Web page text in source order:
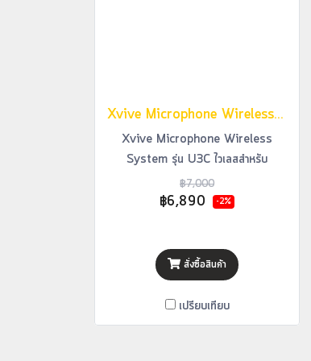
Xvive Microphone Wireless System รุ่น U3C ไวเลสสำหรับคอนเดนเซอร์ไมโครโฟน Condenser Microphone
Xvive Microphone Wireless
System รุ่น U3C ไวเลสสำหรับ
คอนเดนเซอร์ไมโครโฟน Condenser
Microphone
฿7,000
฿6,890 -2%
สั่งซื้อสินค้า
เปรียบเทียบ